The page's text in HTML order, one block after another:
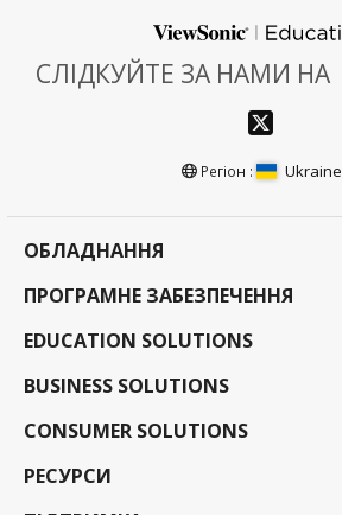
СЛІДКУЙТЕ ЗА НАМИ НА
Регіон : Ukraine
ОБЛАДНАННЯ
ПРОГРАМНЕ ЗАБЕЗПЕЧЕННЯ
EDUCATION SOLUTIONS
BUSINESS SOLUTIONS
CONSUMER SOLUTIONS
РЕСУРСИ